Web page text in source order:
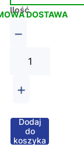
DOSTAWA
Ilość
−
+
Dodaj
do
koszyka